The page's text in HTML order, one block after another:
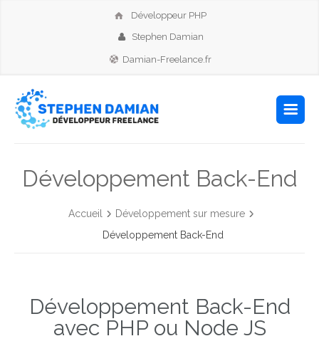
Développeur PHP
Stephen Damian
Damian-Freelance.fr
Développement Back-End
Accueil
Développement sur mesure
Développement Back-End
Développement Back-End
avec PHP ou Node JS